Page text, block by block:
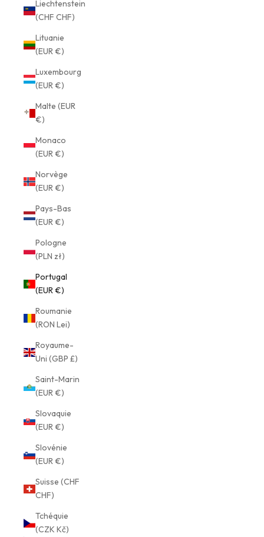
Liechtenstein
(CHF CHF)
Lituanie
(EUR €)
Luxembourg
(EUR €)
Malte (EUR
€)
Monaco
(EUR €)
Norvège
(EUR €)
Pays-Bas
(EUR €)
Pologne
(PLN zł)
Portugal
(EUR €)
Roumanie
(RON Lei)
Royaume-
Uni (GBP £)
Saint-Marin
(EUR €)
Slovaquie
(EUR €)
Slovénie
(EUR €)
Suisse (CHF
CHF)
Tchéquie
(CZK Kč)